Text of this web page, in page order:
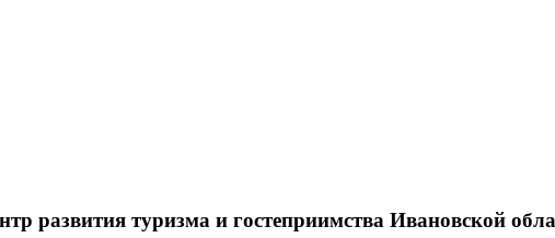
развития туризма и гостеприимства Ивановской